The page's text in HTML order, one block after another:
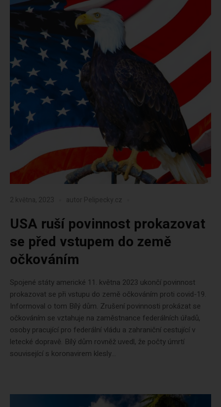
2 května, 2023 autor Pelipecky.cz
USA ruší povinnost prokazovat
se před vstupem do země
očkováním
Spojené státy americké 11. května 2023 ukončí povinnost
prokazovat se při vstupu do země očkováním proti covid-19.
Informoval o tom Bílý dům. Zrušení povinnosti prokázat se
očkováním se vztahuje na zaměstnance federálních úřadů,
osoby pracující pro federální vládu a zahraniční cestující v
letecké dopravě. Bílý dům rovněž uvedl, že počty úmrtí
související s koronavirem klesly...